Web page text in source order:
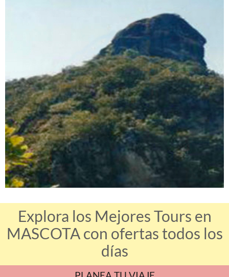
Explora los Mejores Tours en
MASCOTA con ofertas todos los
días